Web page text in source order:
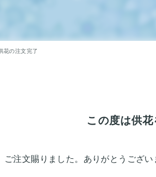
花の注文完了
この度は供花
ご注文賜りました。ありがとうござい